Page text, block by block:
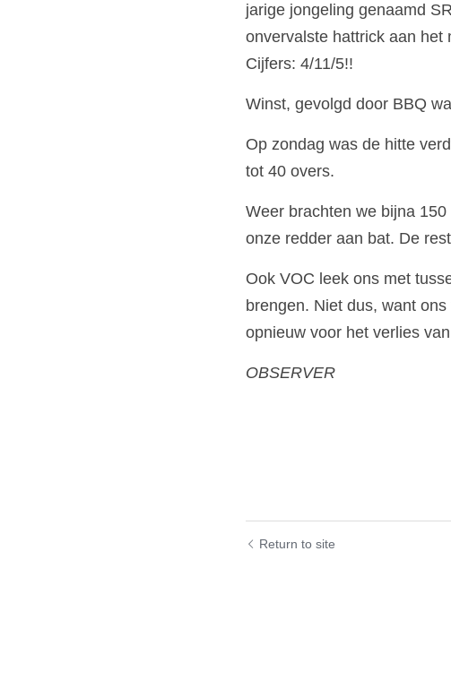
jarige jongeling genaamd
onvervalste hattrick aan het
Cijfers: 4/11/5!!
Winst, gevolgd door BBQ
Op zondag was de hitte
tot 40 overs.
Weer brachten we bijna
onze redder aan bat. De
Ook VOC leek ons met
brengen. Niet dus, want
opnieuw voor het verlies
OBSERVER
Return to site